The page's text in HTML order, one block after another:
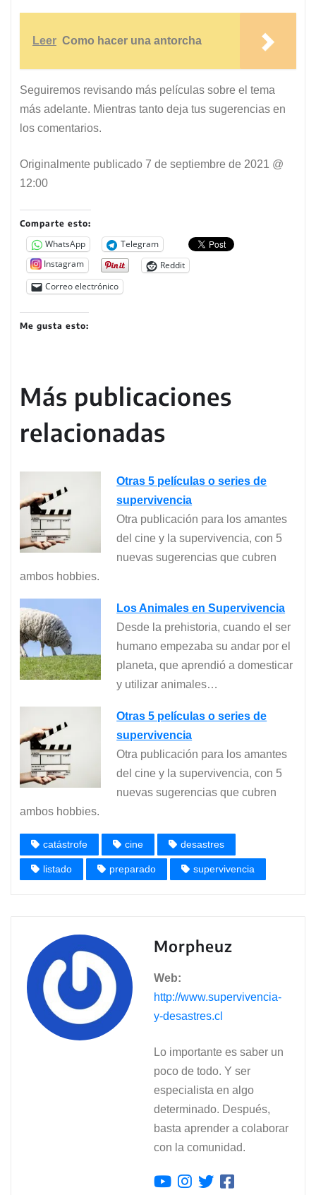
Leer Como hacer una antorcha
Seguiremos revisando más películas sobre el tema
más adelante. Mientras tanto deja tus sugerencias en
los comentarios.
Originalmente publicado 7 de septiembre de 2021 @
12:00
Comparte esto:
WhatsApp
Telegram
Instagram
Reddit
Correo electrónico
Me gusta esto:
Más publicaciones
relacionadas
Otras 5 películas o series de
supervivencia
Otra publicación para los amantes
del cine y la supervivencia, con 5
nuevas sugerencias que cubren
ambos hobbies.
Los Animales en Supervivencia
Desde la prehistoria, cuando el ser
humano empezaba su andar por el
planeta, que aprendió a domesticar
y utilizar animales…
Otras 5 películas o series de
supervivencia
Otra publicación para los amantes
del cine y la supervivencia, con 5
nuevas sugerencias que cubren
ambos hobbies.
catástrofe cine desastres
listado preparado supervivencia
Morpheuz
Web:
http://www.supervivencia-
y-desastres.cl
Lo importante es saber un
poco de todo. Y ser
especialista en algo
determinado. Después,
basta aprender a colaborar
con la comunidad.